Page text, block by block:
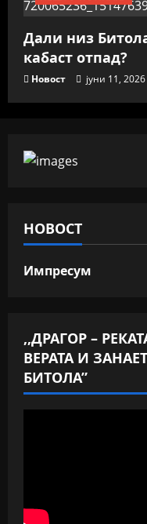
Дали низ
кабаст отпад?
Новост јуни 11, 2026
НОВОСТ
Импресум
,,ДРАГОР –
ВЕРАТА И
БИТОЛА”